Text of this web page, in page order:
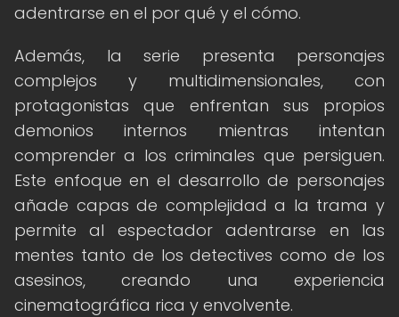
adentrarse en el por qué y el cómo.
Además, la serie presenta personajes
complejos y multidimensionales, con
protagonistas que enfrentan sus propios
demonios internos mientras intentan
comprender a los criminales que persiguen.
Este enfoque en el desarrollo de personajes
añade capas de complejidad a la trama y
permite al espectador adentrarse en las
mentes tanto de los detectives como de los
asesinos, creando una experiencia
cinematográfica rica y envolvente.